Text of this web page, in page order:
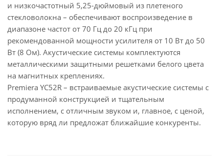
и низкочастотный 5,25-дюймовый из плетеного
стекловолокна – обеспечивают воспроизведение в
диапазоне частот от 70 Гц до 20 кГц при
рекомендованной мощности усилителя от 10 Вт до 50
Вт (8 Ом). Акустические системы комплектуются
металлическими защитными решетками белого цвета
на магнитных креплениях.
Premiera YC52R – встраиваемые акустические системы с
продуманной конструкцией и тщательным
исполнением, с отличным звуком и, главное, с ценой,
которую вряд ли предложат ближайшие конкуренты.